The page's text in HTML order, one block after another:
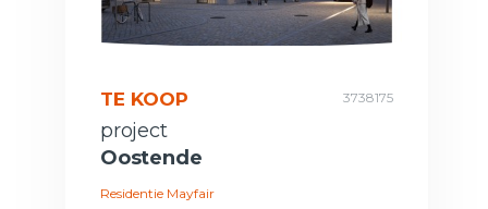
TE KOOP 3738175
project
Oostende
Residentie Mayfair